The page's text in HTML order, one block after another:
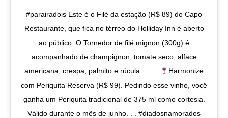
#parairadois Este é o Filé da estação (R$ 89) do Capo
Restaurante, que fica no térreo do Holliday Inn é aberto
ao público. O Tornedor de filé mignon (300g) é
acompanhado de champignon, tomate seco, alface
americana, crespa, palmito e rúcula. . . . .
Harmonize
com Periquita Reserva (R$ 99). Pedindo esse vinho, você
ganha um Periquita tradicional de 375 ml como cortesia.
Válido durante o mês de junho. . . #diadosnamorados